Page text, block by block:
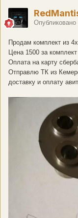
Опубликовано
Продам комплект из
Цена 1500 за
Оплата на карту
Отправлю ТК из
доставку и оплату